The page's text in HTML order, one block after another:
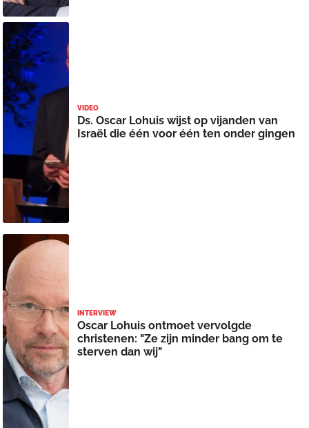
VIDEO
Ds. Oscar Lohuis wijst op vijanden van
Israël die één voor één ten onder gingen
INTERVIEW
Oscar Lohuis ontmoet vervolgde
christenen: "Ze zijn minder bang om te
sterven dan wij"